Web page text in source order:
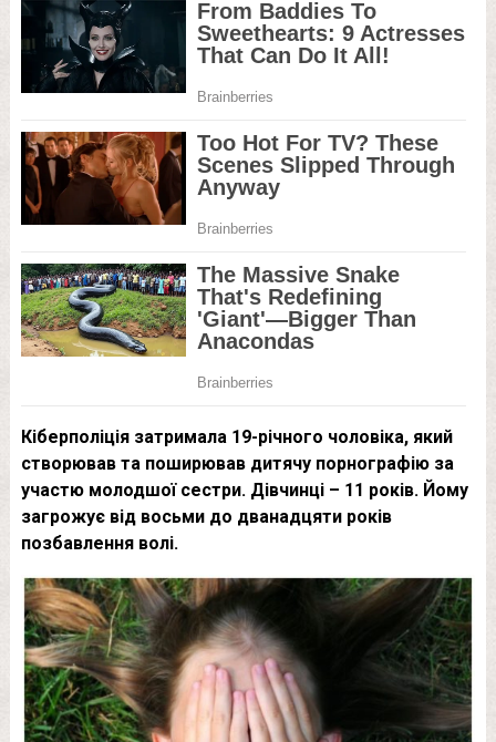
Кіберполіція затримала 19-річного чоловіка, який
створював та поширював дитячу порнографію за
участю молодшої сестри. Дівчинці – 11 років. Йому
загрожує від восьми до дванадцяти років
позбавлення волі.